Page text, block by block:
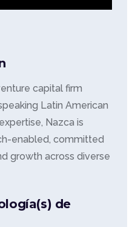
capital firm
Latin American
Nazca is
enabled, committed
growth across diverse
de